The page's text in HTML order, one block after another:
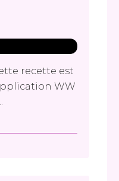
recette est
WW